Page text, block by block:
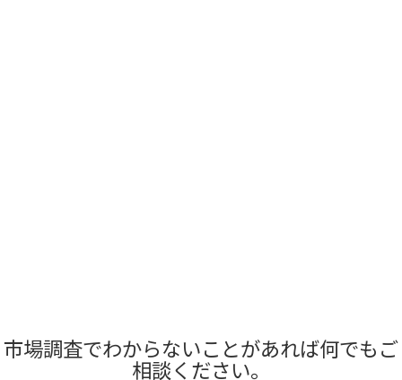
市場調査でわからないことがあれば何でもご
相談ください。